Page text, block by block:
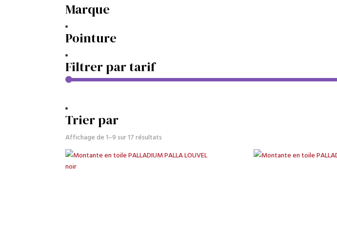
Marque
Pointure
Filtrer par tarif
Trier par
Affichage de 1–9 sur 17 résultats
plus